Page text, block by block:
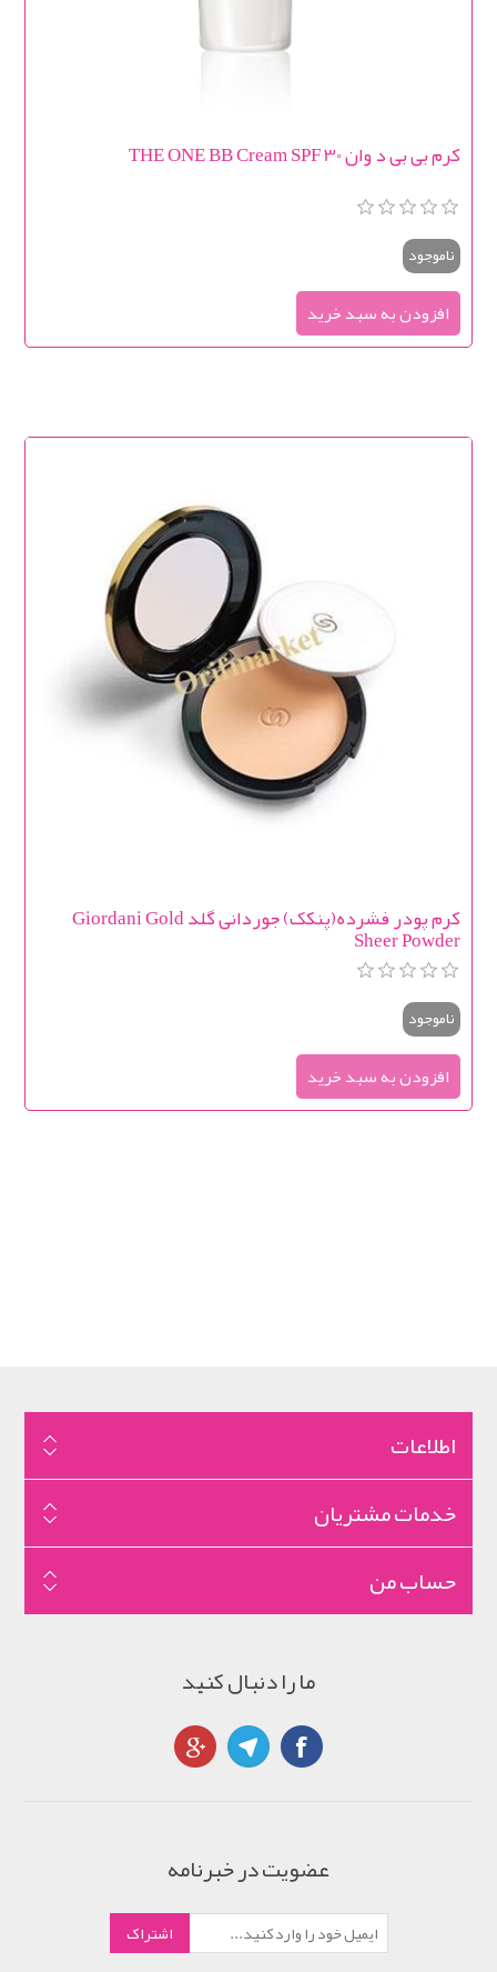
کرم بی بی د وان THE ONE BB Cream SPF 30
ناموجود
کرم پودر فشرده(پنکک) جوردانی گلد Giordani Gold
Sheer Powder
ناموجود
اطلاعات
خدمات مشتریان
حساب من
ما را دنبال کنید
عضویت در خبرنامه